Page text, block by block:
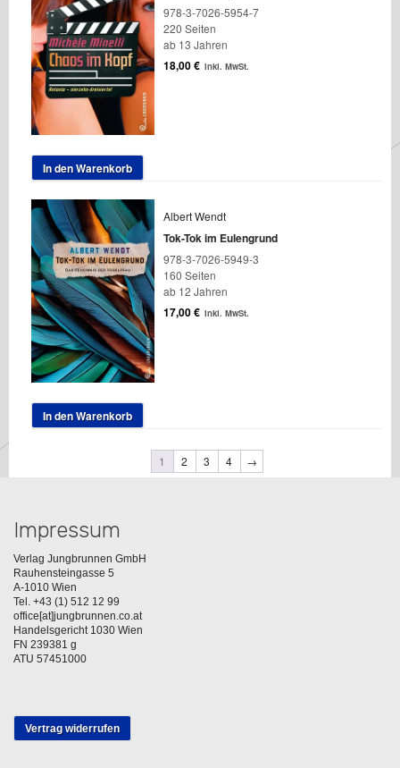
978-3-7026-5954-7
220 Seiten
ab 13 Jahren
18,00€ inkl. MwSt.
In den Warenkorb
Albert Wendt
Tok-Tok im Eulengrund
978-3-7026-5949-3
160 Seiten
ab 12 Jahren
17,00€ inkl. MwSt.
In den Warenkorb
1 2 3 4 →
Impressum
Verlag Jungbrunnen GmbH
Rauhensteingasse 5
A-1010 Wien
Tel. +43 (1) 512 12 99
office[at]jungbrunnen.co.at
Handelsgericht 1030 Wien
FN 239381 g
ATU 57451000
Vertrag widerrufen